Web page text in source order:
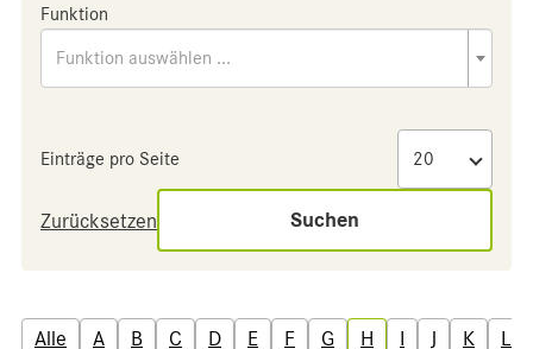
Funktion
Funktion auswählen ...
Einträge pro Seite
Zurücksetzen Suchen
Alle A B C D E F G H I J K L